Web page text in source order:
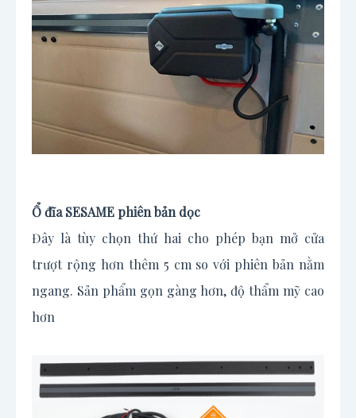
Ổ đĩa SESAME phiên bản dọc
Đây là tùy chọn thứ hai cho phép bạn mở cửa
trượt rộng hơn thêm 5 cm so với phiên bản nằm
ngang. Sản phẩm gọn gàng hơn, độ thẩm mỹ cao
hơn